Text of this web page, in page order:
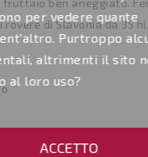
ben arieggiato.
di Slavonia da 35 hl.
per vedere quante
Purtroppo
altrimenti il sito
al loro uso?
ACCETTO